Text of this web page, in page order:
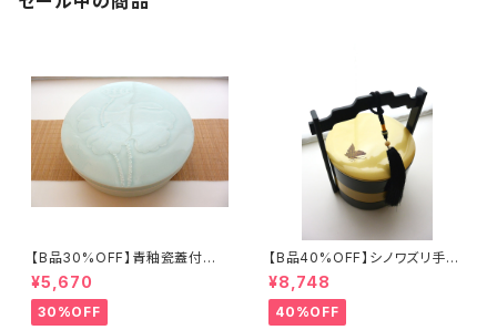
【B品30%OFF】青釉瓷蓋付盒
（蓮の実）
¥5,670
30%OFF
【B品40%OFF】シノワズリ手提
げ三段重「バタフライ」
¥8,748
40%OFF